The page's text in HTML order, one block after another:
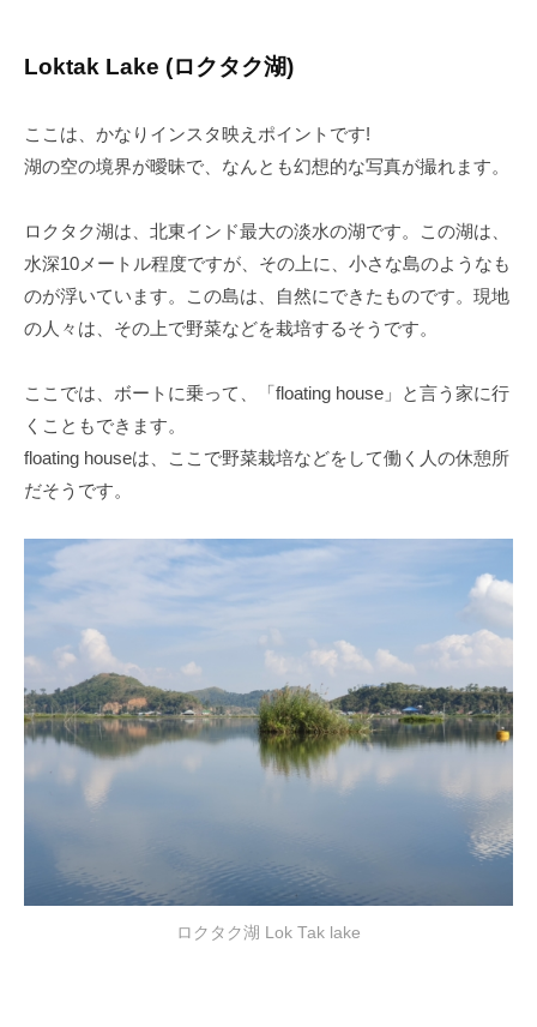
Loktak Lake (ロクタク湖)
ここは、かなりインスタ映えポイントです!
湖の空の境界が曖昧で、なんとも幻想的な写真が撮れます。
ロクタク湖は、北東インド最大の淡水の湖です。この湖は、
水深10メートル程度ですが、その上に、小さな島のようなも
のが浮いています。この島は、自然にできたものです。現地
の人々は、その上で野菜などを栽培するそうです。
ここでは、ボートに乗って、「floating house」と言う家に行
くこともできます。
floating houseは、ここで野菜栽培などをして働く人の休憩所
だそうです。
ロクタク湖 Lok Tak lake